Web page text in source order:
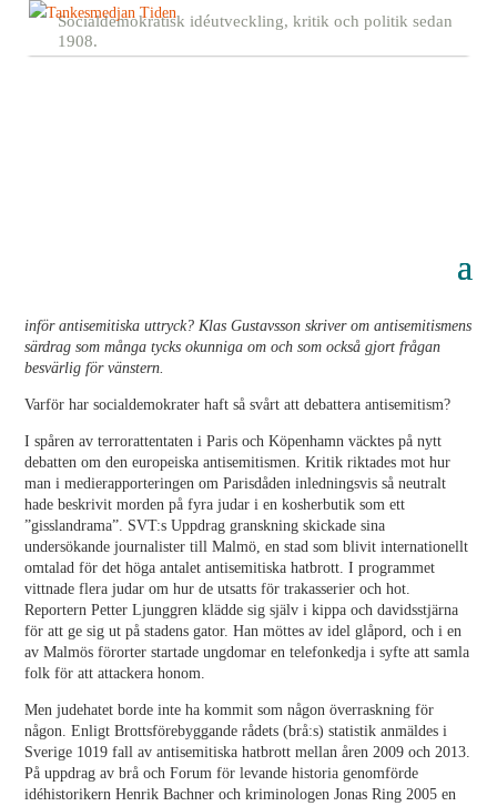
Socialdemokratisk idéutveckling, kritik och politik sedan
1908.
Efter vinterns terrordåd diskuteras åter antisemitismen. Men varför har
inför antisemitiska uttryck? Klas Gustavsson skriver om antisemitismens
särdrag som många tycks okunniga om och som också gjort frågan
besvärlig för vänstern.
Varför har socialdemokrater haft så svårt att debattera antisemitism?
I spåren av terrorattentaten i Paris och Köpenhamn väcktes på nytt
debatten om den europeiska antisemitismen. Kritik riktades mot hur
man i medierapporteringen om Parisdåden inledningsvis så neutralt
hade beskrivit morden på fyra judar i en kosherbutik som ett
”gisslandrama”. SVT:s Uppdrag granskning skickade sina
undersökande journalister till Malmö, en stad som blivit internationellt
omtalad för det höga antalet antisemitiska hatbrott. I programmet
vittnade flera judar om hur de utsatts för trakasserier och hot.
Reportern Petter Ljunggren klädde sig själv i kippa och davidsstjärna
för att ge sig ut på stadens gator. Han möttes av idel glåpord, och i en
av Malmös förorter startade ungdomar en telefonkedja i syfte att samla
folk för att attackera honom.
Men judehatet borde inte ha kommit som någon överraskning för
någon. Enligt Brottsförebyggande rådets (brå:s) statistik anmäldes i
Sverige 1019 fall av antisemitiska hatbrott mellan åren 2009 och 2013.
På uppdrag av brå och Forum för levande historia genomförde
idéhistorikern Henrik Bachner och kriminologen Jonas Ring 2005 en